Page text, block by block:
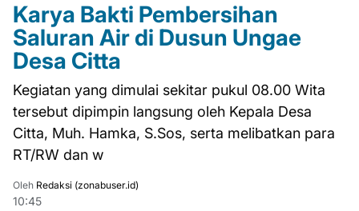
Karya Bakti Pembersihan
Saluran Air di Dusun Ungae
Desa Citta
Kegiatan yang dimulai sekitar pukul 08.00 Wita
tersebut dipimpin langsung oleh Kepala Desa
Citta, Muh. Hamka, S.Sos, serta melibatkan para
RT/RW dan w
Oleh Redaksi (zonabuser.id)
10:45